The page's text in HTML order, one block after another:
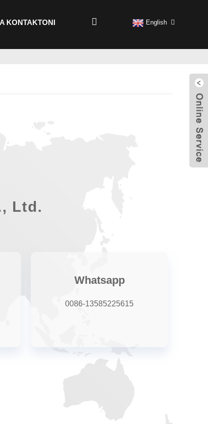
KONTAKTONI English
Ltd.
Whatsapp
0086-13585225615